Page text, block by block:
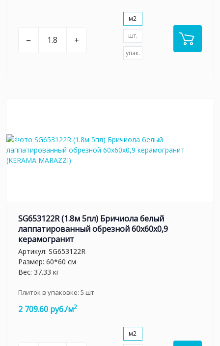
– +
м2
шт.
упак.
SG653122R (1.8м 5пл) Бричиола белый
лаппатированный обрезной 60x60x0,9
керамогранит
Артикул: SG653122R
Размер: 60*60 см
Вес: 37.33 кг
Плиток в упаковке: 5 шт
2 709.60 руб./м2
м2